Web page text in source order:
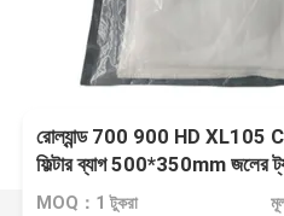
রোল্যান্ড 700 900 HD XL105
ফিল্টার ব্যাগ 500*350mm জলের
MOQ：1 টুকরা